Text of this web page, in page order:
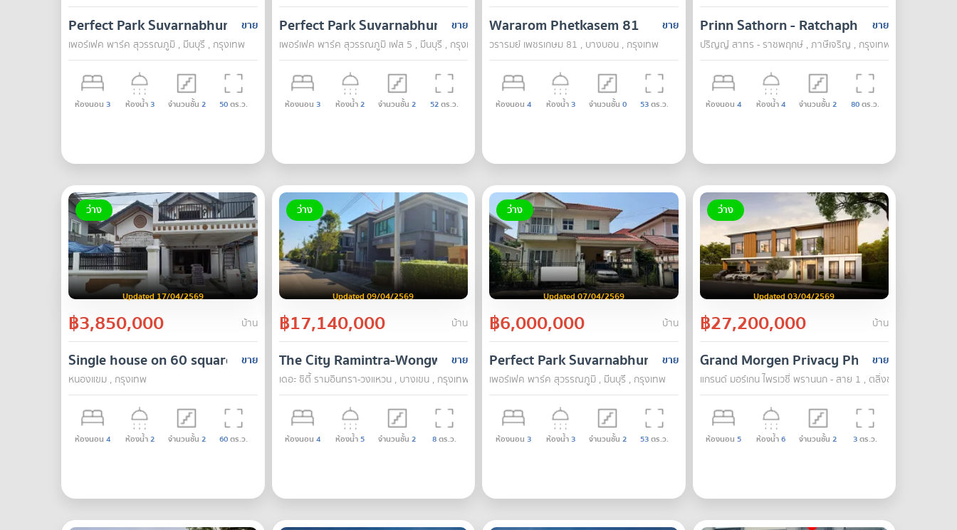
ขาย
Perfect Park Suvarnabhumi
เพอร์เฟค พาร์ค สุวรรณภูมิ , มีนบุรี , กรุงเทพ
ห้องนอน 3 ห้องน้ำ3 จำนวนชั้น 2 50ตร.ว.
ขาย
Perfect Park Suvarnabhumi Phase 5
เพอร์เฟค พาร์ค สุวรรณภูมิ เฟส 5 , มีนบุรี , กรุงเทพ
ห้องนอน 3 ห้องน้ำ2 จำนวนชั้น 2 52ตร.ว.
ขาย
Wararom Phetkasem 81
วรารมย์ เพชรเกษม 81 , บางบอน , กรุงเทพ
ห้องนอน 4 ห้องน้ำ3 จำนวนชั้น 0 53ตร.ว.
ขาย
Prinn Sathorn - Ratchaphruek
ปริญญ์ สาทร - ราชพฤกษ์ , ภาษีเจริญ , กรุงเทพ
ห้องนอน 4 ห้องน้ำ4 จำนวนชั้น 2 80ตร.ว.
ว่าง
Updated 17/04/2569
฿3,850,000 บ้าน
ขาย
Single house on 60 square wah, along the northern side of Phasi Charoen Canal.
หนองแขม , กรุงเทพ
ห้องนอน 4 ห้องน้ำ2 จำนวนชั้น 2 60ตร.ว.
ว่าง
Updated 09/04/2569
฿17,140,000 บ้าน
ขาย
The City Ramintra-Wongwaen
เดอะ ซิตี้ รามอินทรา-วงแหวน , บางเขน , กรุงเทพ
ห้องนอน 4 ห้องน้ำ5 จำนวนชั้น 2 8ตร.ว.
ว่าง
Updated 07/04/2569
฿6,000,000 บ้าน
ขาย
Perfect Park Suvarnabhumi
เพอร์เฟค พาร์ค สุวรรณภูมิ , มีนบุรี , กรุงเทพ
ห้องนอน 3 ห้องน้ำ3 จำนวนชั้น 2 53ตร.ว.
ว่าง
Updated 03/04/2569
฿27,200,000 บ้าน
ขาย
Grand Morgen Privacy Phrannok - Sai 1
แกรนด์ มอร์เกน ไพรเวซี่ พรานนก - สาย 1 , ตลิ่งชัน , กรุงเทพ
ห้องนอน 5 ห้องน้ำ6 จำนวนชั้น 2 3ตร.ว.